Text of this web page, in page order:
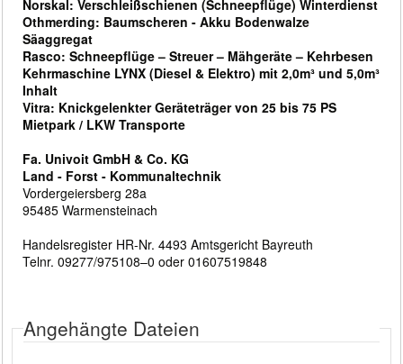
Norskal: Verschleißschienen (Schneepflüge) Winterdienst
Othmerding: Baumscheren - Akku Bodenwalze
Säaggregat
Rasco: Schneepflüge – Streuer – Mähgeräte – Kehrbesen
Kehrmaschine LYNX (Diesel & Elektro) mit 2,0m³ und 5,0m³
Inhalt
Vitra: Knickgelenkter Geräteträger von 25 bis 75 PS
Mietpark / LKW Transporte
Fa. Univoit GmbH & Co. KG
Land - Forst - Kommunaltechnik
Vordergeiersberg 28a
95485 Warmensteinach
Handelsregister HR-Nr. 4493 Amtsgericht Bayreuth
Telnr. 09277/975108–0 oder 01607519848
Angehängte Dateien